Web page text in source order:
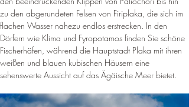
zu den abgerundeten Felsen von Firiplaka, die sich im
flachen Wasser nahezu endlos erstrecken. In den
Dörfern wie Klima und Fyropotamos finden Sie schöne
Fischerhäfen, während die Hauptstadt Plaka mit ihren
weißen und blauen kubischen Häusern eine
sehenswerte Aussicht auf das Ägäische Meer bietet.